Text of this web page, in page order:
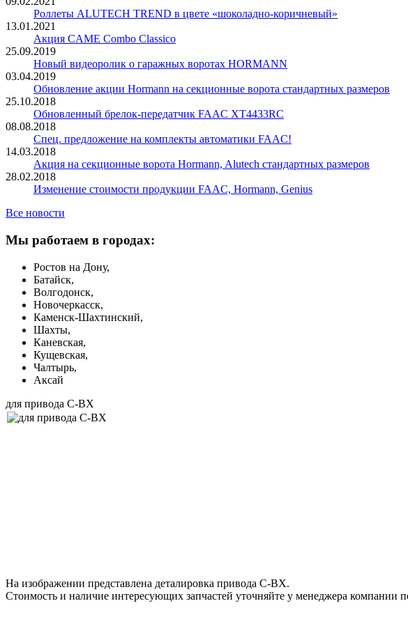
Роллеты ALUTECH TREND в цвете «шоколадно-коричневый»
13.01.2021
Акция CAME Combo Classico
25.09.2019
Новый видеоролик о гаражных воротах HORMANN
03.04.2019
Обновление акции Hormann на секционные ворота стандартных размеров
25.10.2018
Обновленный брелок-передатчик FAAC XT4433RC
08.08.2018
Спец. предложение на комплекты автоматики FAAC!
14.03.2018
Акция на секционные ворота Hormann, Alutech стандартных размеров
28.02.2018
Изменение стоимости продукции FAAC, Hormann, Genius
Все новости
Мы работаем в городах:
Ростов на Дону,
Батайск,
Волгодонск,
Новочеркасск,
Каменск-Шахтинский,
Шахты,
Каневская,
Кущевская,
Чалтырь,
Аксай
для привода C-BX
На изображении представлена деталировка привода C-BX.
Стоимость и наличие интересующих запчастей уточняйте у менеджера компании